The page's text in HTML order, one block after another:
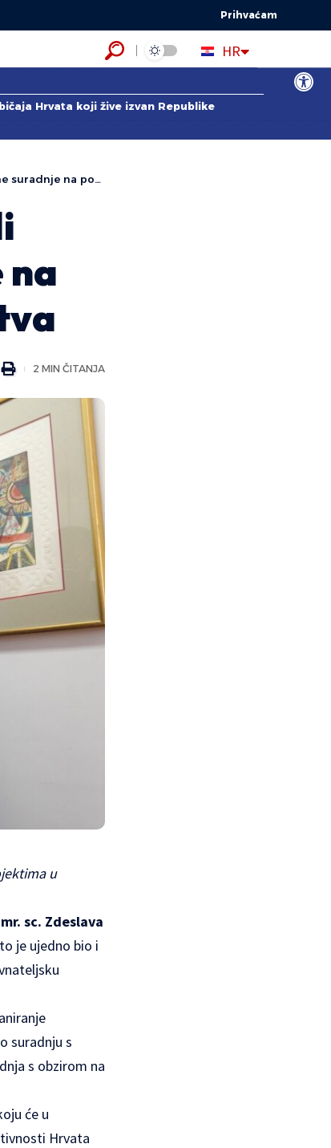
Open
Prihvaćam
HR
EN
ES
Hrvata koji žive izvan Republike
hrvatskog iseljeništva
na
2 MIN ČITANJA
u
sc. Zdeslava
je ujedno bio i
suradnju s
s obzirom na
će u
Hrvata